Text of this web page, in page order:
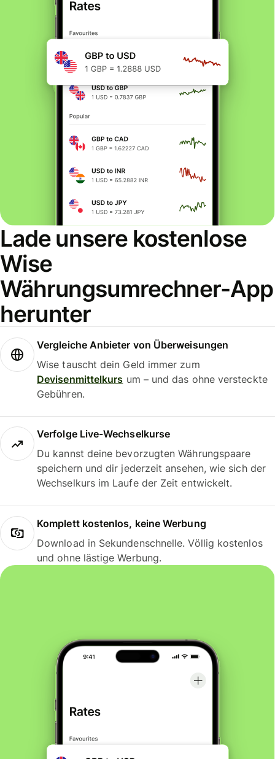
Lade unsere kostenlose
Wise
Währungsumrechner-App
herunter
Vergleiche Anbieter von Überweisungen
Wise tauscht dein Geld immer zum
Devisenmittelkurs um – und das ohne versteckte
Gebühren.
Verfolge Live-Wechselkurse
Du kannst deine bevorzugten Währungspaare
speichern und dir jederzeit ansehen, wie sich der
Wechselkurs im Laufe der Zeit entwickelt.
Komplett kostenlos, keine Werbung
Download in Sekundenschnelle. Völlig kostenlos
und ohne lästige Werbung.